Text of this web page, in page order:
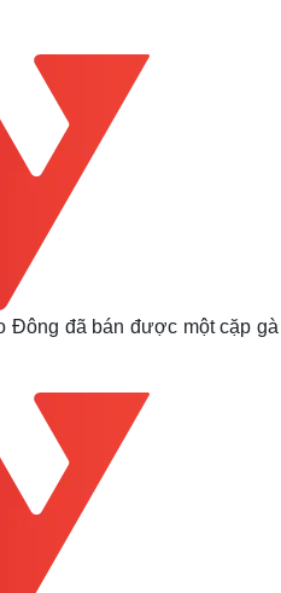
Đông đã bán được một cặp gà